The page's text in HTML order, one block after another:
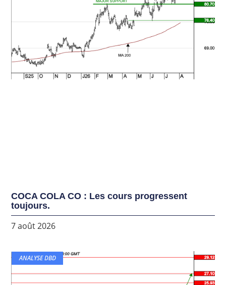
COCA COLA CO : Les cours progressent
toujours.
7 août 2026
ANALYSE DBD